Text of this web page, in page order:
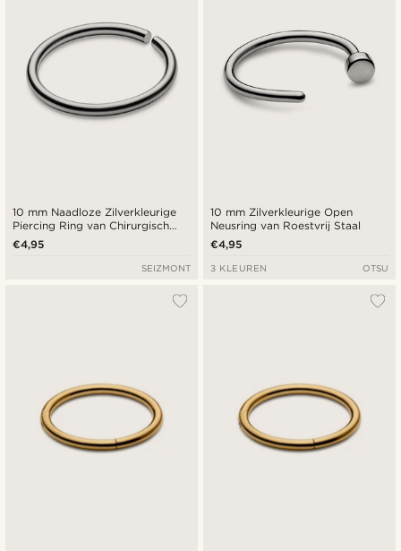
10 mm Naadloze Zilverkleurige
Piercing Ring van Chirurgisch
Staal
€4,95
SEIZMONT
10 mm Zilverkleurige Open
Neusring van Roestvrij Staal
€4,95
3 KLEUREN OTSU